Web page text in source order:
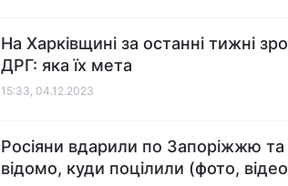
На Харківщині за останні тижні
ДРГ: яка їх мета
15:33, 04.12.2023
Росіяни вдарили по Запоріжжю
відомо, куди поцілили (фото,